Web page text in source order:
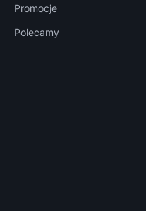
Promocje
Polecamy